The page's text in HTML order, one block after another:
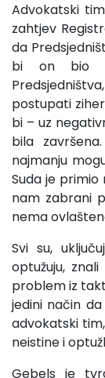
Advokatski
zahtjev
da
bi on bio
postupati
bi – uz
bila
najmanju
Suda je primio
nam zabrani
nema
Svi su,
optužuju,
problem iz
jedini način
advokatski
neistine i
Gebels je